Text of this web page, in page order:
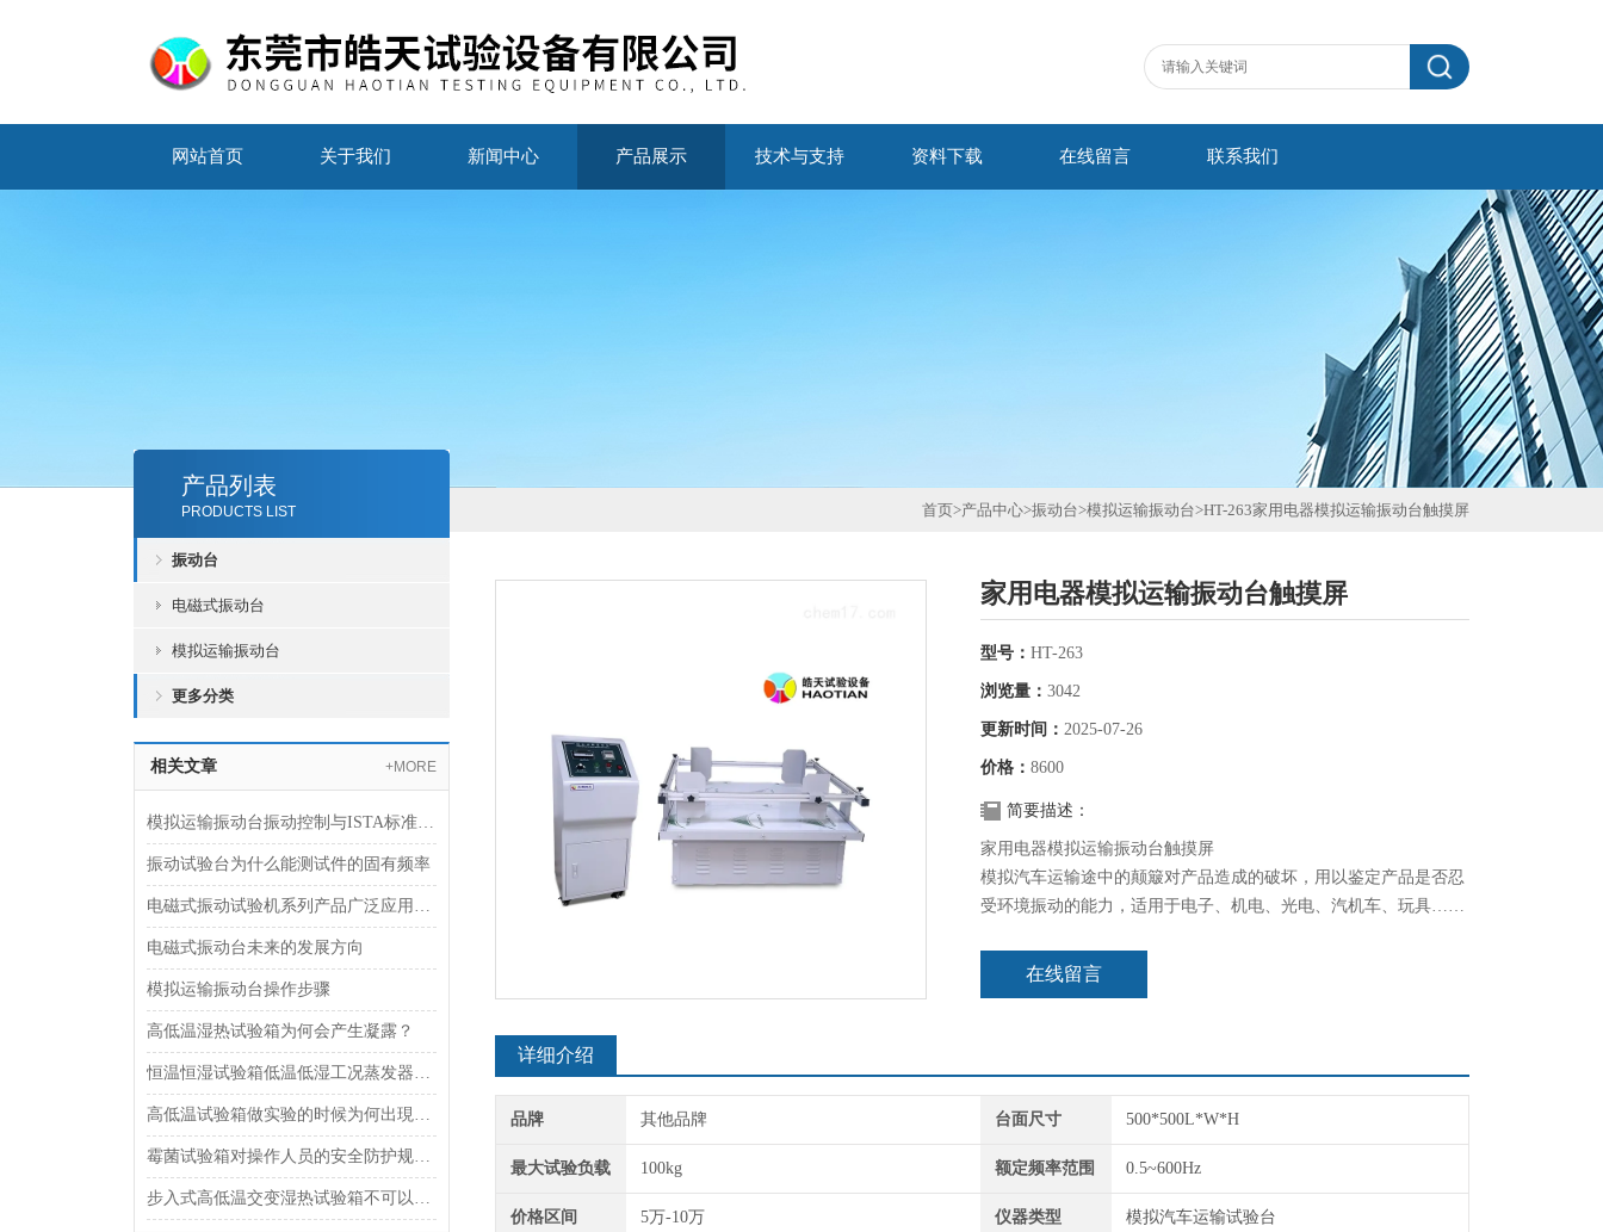
网站首页 关于我们 新闻中心 产品展示 技术与支持 资料下载 在线留言 联系我们
产品列表
PRODUCTS LIST
振动台
电磁式振动台
模拟运输振动台
更多分类
相关文章 +MORE
模拟运输振动台振动控制与ISTA标准符合性技术研究
振动试验台为什么能测试件的固有频率
电磁式振动试验机系列产品广泛应用于PCB电路板行业
电磁式振动台未来的发展方向
模拟运输振动台操作步骤
高低温湿热试验箱为何会产生凝露？
恒温恒湿试验箱低温低湿工况蒸发器结冰机理与化霜策略优化
高低温试验箱做实验的时候为何出現凝露
霉菌试验箱对操作人员的安全防护规定及伤害
步入式高低温交变湿热试验箱不可以检测的物体
首页>产品中心>振动台>模拟运输振动台>HT-263家用电器模拟运输振动台触摸屏
家用电器模拟运输振动台触摸屏
型号： HT-263
浏览量： 3042
更新时间： 2025-07-26
价格： 8600
简要描述：
家用电器模拟运输振动台触摸屏
模拟汽车运输途中的颠簸对产品造成的破坏，用以鉴定产品是否忍
受环境振动的能力，适用于电子、机电、光电、汽机车、玩具……
*的试验机。
在线留言
详细介绍
品牌 其他品牌 台面尺寸 500*500L*W*H
最大试验负载 100kg 额定频率范围 0.5~600Hz
价格区间 5万-10万 仪器类型 模拟汽车运输试验台